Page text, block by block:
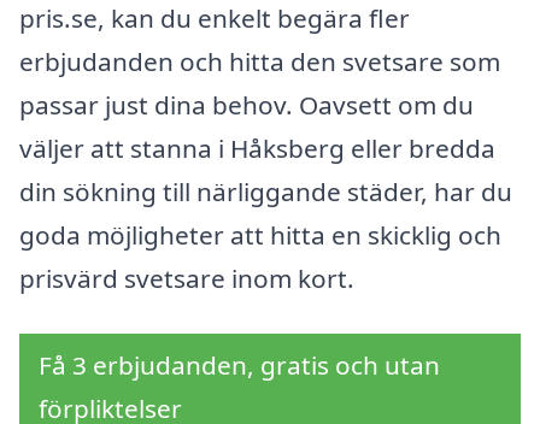
pris.se, kan du enkelt begära fler
erbjudanden och hitta den svetsare som
passar just dina behov. Oavsett om du
väljer att stanna i Håksberg eller bredda
din sökning till närliggande städer, har du
goda möjligheter att hitta en skicklig och
prisvärd svetsare inom kort.
Få 3 erbjudanden, gratis och utan
förpliktelser